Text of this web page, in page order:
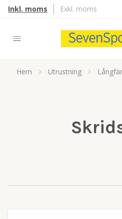
Inkl. moms Exkl. moms
Hem Utrustning